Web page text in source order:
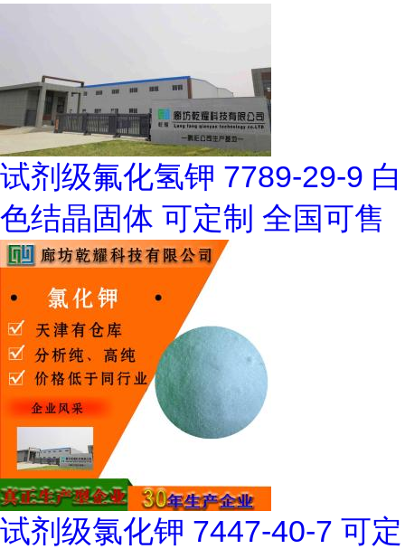
试剂级氟化氢钾 7789-29-9 白
色结晶固体 可定制 全国可售
试剂级氯化钾 7447-40-7 可定